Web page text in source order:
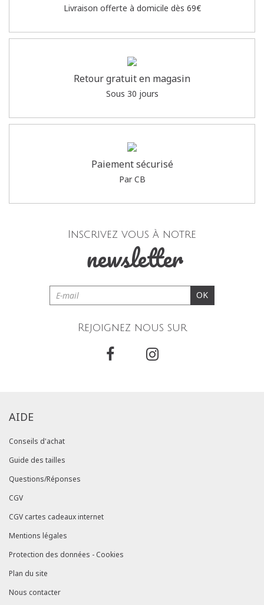
Livraison offerte à domicile dès 69€
Retour gratuit en magasin
Sous 30 jours
Paiement sécurisé
Par CB
Inscrivez vous à notre
newsletter
OK
Rejoignez nous sur
AIDE
Conseils d'achat
Guide des tailles
Questions/Réponses
CGV
CGV cartes cadeaux internet
Mentions légales
Protection des données - Cookies
Plan du site
Nous contacter